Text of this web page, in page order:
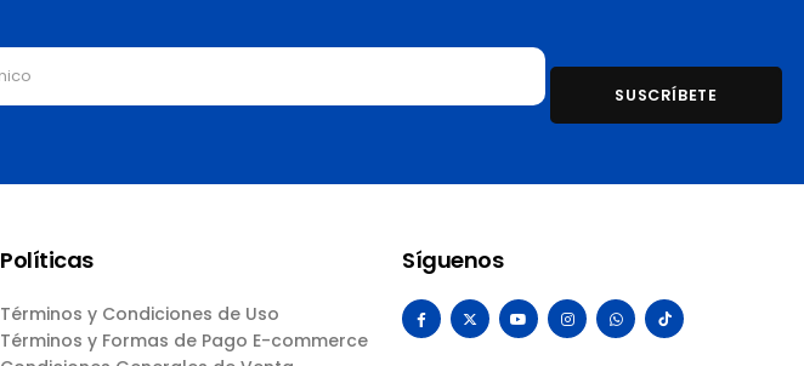
Políticas
Términos y Condiciones de Uso
Términos y Formas de Pago E-commerce
Síguenos